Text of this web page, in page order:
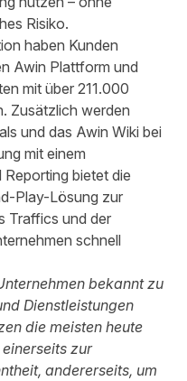
Risiko.
haben Kunden
Awin Plattform und
mit über 211.000
Zusätzlich werden
und das Awin Wiki bei
mit einem
bietet die
Play-Lösung zur
Traffics und der
schnell
bekannt zu
Dienstleistungen
die meisten heute
zur
andererseits, um